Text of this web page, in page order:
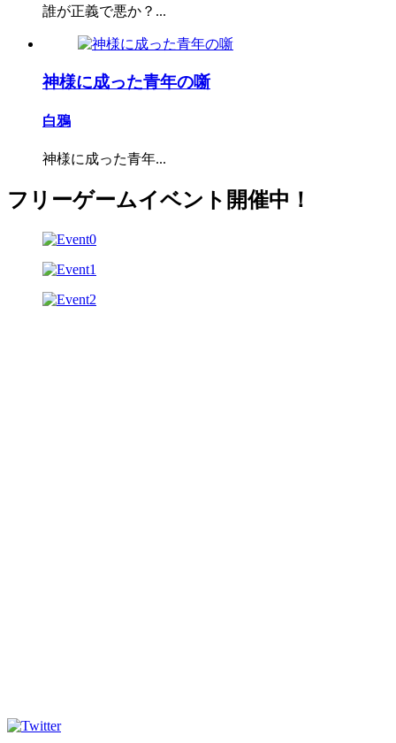
誰が正義で悪か？...
神様に成った青年の噺
白鴉
神様に成った青年...
フリーゲームイベント開催中！